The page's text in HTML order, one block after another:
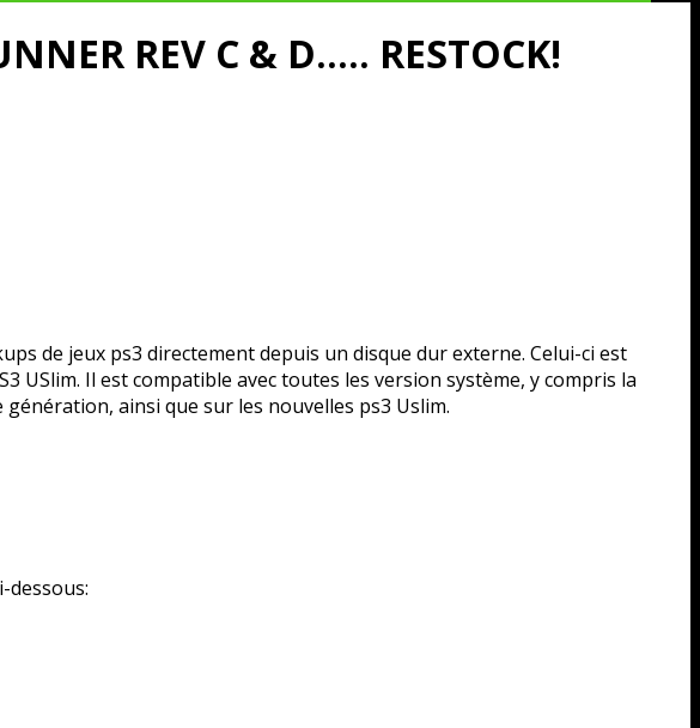
REV C & D….. RESTOCK!
de jeux ps3 directement depuis un disque dur externe. Celui-ci est
USlim. Il est compatible avec toutes les version système, y compris la
ainsi que sur les nouvelles ps3 Uslim.
dessous: